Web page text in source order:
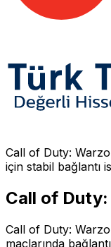
Call of Duty:
için stabil bağlantı
Call of
Call of Duty:
maçlarında